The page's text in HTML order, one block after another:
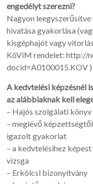
engedélyt szerezni?
Nagyon leegyszerűsítve
hivatása gyakorlása
kisgéphajót vagy
KöViM rendelet: http://
docid=A0100015.KOV )
A kedvtelési képzésnél
az alábbiaknak kell
– Hajós szolgálati könyv
– meglévő
igazolt gyakorlat
– a kedvtelésihez
vizsga
– Erkölcsi bizonyítvány